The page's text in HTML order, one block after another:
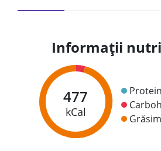
Informații
477
kCal